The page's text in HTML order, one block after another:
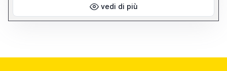
MONTAGGIO FERRAMENTA MODELLO VELOX Pressione aria 6-8
bar Lunghezza della macchina 3250 mm Larghezza 2100 mm
Altezza 1900 mm Peso 650 kg Macchine provviste di manuali e
vedi di più